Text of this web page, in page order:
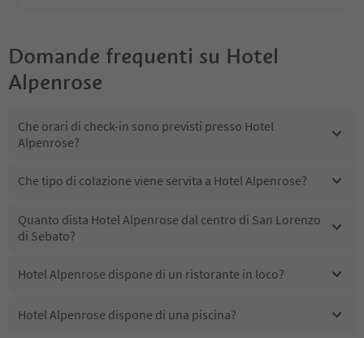
Domande frequenti su Hotel
Alpenrose
Che orari di check-in sono previsti presso Hotel
Alpenrose?
Che tipo di colazione viene servita a Hotel Alpenrose?
Quanto dista Hotel Alpenrose dal centro di San Lorenzo
di Sebato?
Hotel Alpenrose dispone di un ristorante in loco?
Hotel Alpenrose dispone di una piscina?